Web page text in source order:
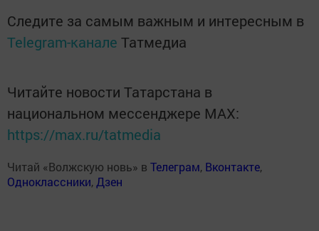
Следите за самым важным и интересным в
Telegram-канале Татмедиа
Читайте новости Татарстана в
национальном мессенджере MАХ:
https://max.ru/tatmedia
Читай «Волжскую новь» в Телеграм, Вконтакте,
Одноклассники,Дзен